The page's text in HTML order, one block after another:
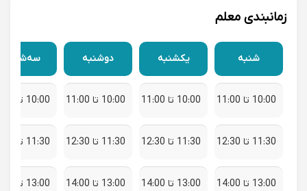
زمانبندی معلم
شنبه
10:00 تا 11:00
11:30 تا 12:30
13:00 تا 14:00
یکشنبه
10:00 تا 11:00
11:30 تا 12:30
13:00 تا 14:00
دوشنبه
10:00 تا 11:00
11:30 تا 12:30
13:00 تا 14:00
سه‌شنبه
10:00 تا 11:00
11:30 تا 12:30
13:00 تا 14:00